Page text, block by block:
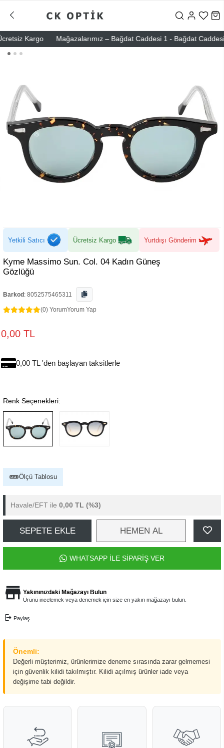
Kargo Mağazalarımız – Bağdat Caddesi 1 - Bağdat Caddesi
Yetkili Satıcı Ücretsiz Kargo Yurtdışı Gönderim
Kyme Massimo Sun. Col. 04 Kadın Güneş
Gözlüğü
Barkod : 8052575465311
(0) YorumYorum Yap
0,00 TL
0,00 TL 'den başlayan taksitlerle
Renk Seçenekleri:
Ölçü Tablosu
Havale/EFT ile 0,00 TL (%3)
SEPETE EKLE HEMEN AL
WHATSAPP İLE SİPARİŞ VER
Yakınınızdaki Mağazayı Bulun
Ürünü incelemek veya denemek için size en yakın mağazayı bulun.
Paylaş
Önemli:
Değerli müşterimiz, ürünlerimize deneme sırasında zarar gelmemesi
için güvenlik kilidi takılmıştır. Kilidi açılmış ürünler iade veya
değişime tabi değildir.